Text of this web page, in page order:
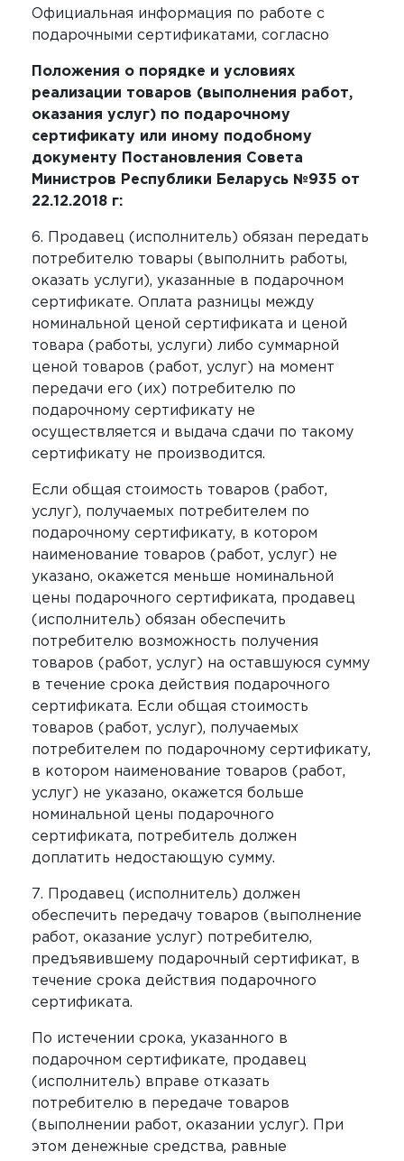
Официальная информация по работе с
подарочными сертификатами, согласно
Положения о порядке и условиях
реализации товаров (выполнения работ,
оказания услуг) по подарочному
сертификату или иному подобному
документу Постановления Совета
Министров Республики Беларусь №935 от
22.12.2018 г:
6. Продавец (исполнитель) обязан передать
потребителю товары (выполнить работы,
оказать услуги), указанные в подарочном
сертификате. Оплата разницы между
номинальной ценой сертификата и ценой
товара (работы, услуги) либо суммарной
ценой товаров (работ, услуг) на момент
передачи его (их) потребителю по
подарочному сертификату не
осуществляется и выдача сдачи по такому
сертификату не производится.
Если общая стоимость товаров (работ,
услуг), получаемых потребителем по
подарочному сертификату, в котором
наименование товаров (работ, услуг) не
указано, окажется меньше номинальной
цены подарочного сертификата, продавец
(исполнитель) обязан обеспечить
потребителю возможность получения
товаров (работ, услуг) на оставшуюся сумму
в течение срока действия подарочного
сертификата. Если общая стоимость
товаров (работ, услуг), получаемых
потребителем по подарочному сертификату,
в котором наименование товаров (работ,
услуг) не указано, окажется больше
номинальной цены подарочного
сертификата, потребитель должен
доплатить недостающую сумму.
7. Продавец (исполнитель) должен
обеспечить передачу товаров (выполнение
работ, оказание услуг) потребителю,
предъявившему подарочный сертификат, в
течение срока действия подарочного
сертификата.
По истечении срока, указанного в
подарочном сертификате, продавец
(исполнитель) вправе отказать
потребителю в передаче товаров
(выполнении работ, оказании услуг). При
этом денежные средства, равные